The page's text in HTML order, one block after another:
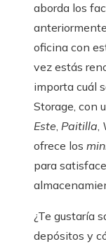
aborda los
oficina con
vez estás
importa cuál
Storage, con
Este, Paitilla,
ofrece los
para
¿Te gustaría
depósitos y